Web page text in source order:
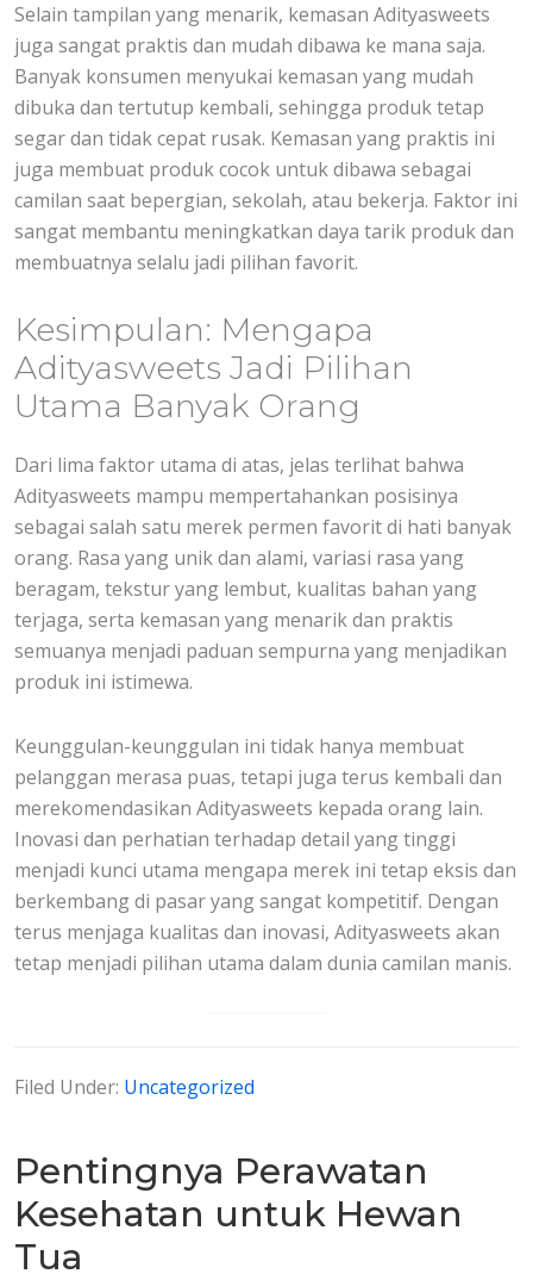
Selain tampilan yang menarik, kemasan Adityasweets
juga sangat praktis dan mudah dibawa ke mana saja.
Banyak konsumen menyukai kemasan yang mudah
dibuka dan tertutup kembali, sehingga produk tetap
segar dan tidak cepat rusak. Kemasan yang praktis ini
juga membuat produk cocok untuk dibawa sebagai
camilan saat bepergian, sekolah, atau bekerja. Faktor ini
sangat membantu meningkatkan daya tarik produk dan
membuatnya selalu jadi pilihan favorit.
Kesimpulan: Mengapa
Adityasweets Jadi Pilihan
Utama Banyak Orang
Dari lima faktor utama di atas, jelas terlihat bahwa
Adityasweets mampu mempertahankan posisinya
sebagai salah satu merek permen favorit di hati banyak
orang. Rasa yang unik dan alami, variasi rasa yang
beragam, tekstur yang lembut, kualitas bahan yang
terjaga, serta kemasan yang menarik dan praktis
semuanya menjadi paduan sempurna yang menjadikan
produk ini istimewa.
Keunggulan-keunggulan ini tidak hanya membuat
pelanggan merasa puas, tetapi juga terus kembali dan
merekomendasikan Adityasweets kepada orang lain.
Inovasi dan perhatian terhadap detail yang tinggi
menjadi kunci utama mengapa merek ini tetap eksis dan
berkembang di pasar yang sangat kompetitif. Dengan
terus menjaga kualitas dan inovasi, Adityasweets akan
tetap menjadi pilihan utama dalam dunia camilan manis.
Filed Under: Uncategorized
Pentingnya Perawatan
Kesehatan untuk Hewan
Tua